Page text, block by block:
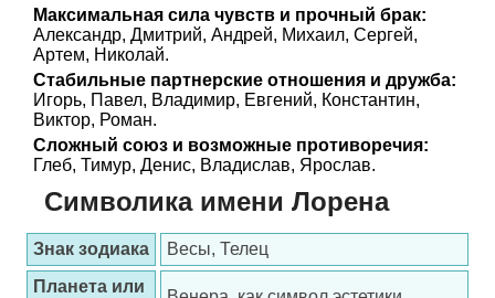
Максимальная сила чувств и прочный брак:
Александр, Дмитрий, Андрей, Михаил, Сергей,
Артем, Николай.
Стабильные партнерские отношения и дружба:
Игорь, Павел, Владимир, Евгений, Константин,
Виктор, Роман.
Сложный союз и возможные противоречия:
Глеб, Тимур, Денис, Владислав, Ярослав.
Символика имени Лорена
Знак зодиака
Весы, Телец
Планета или